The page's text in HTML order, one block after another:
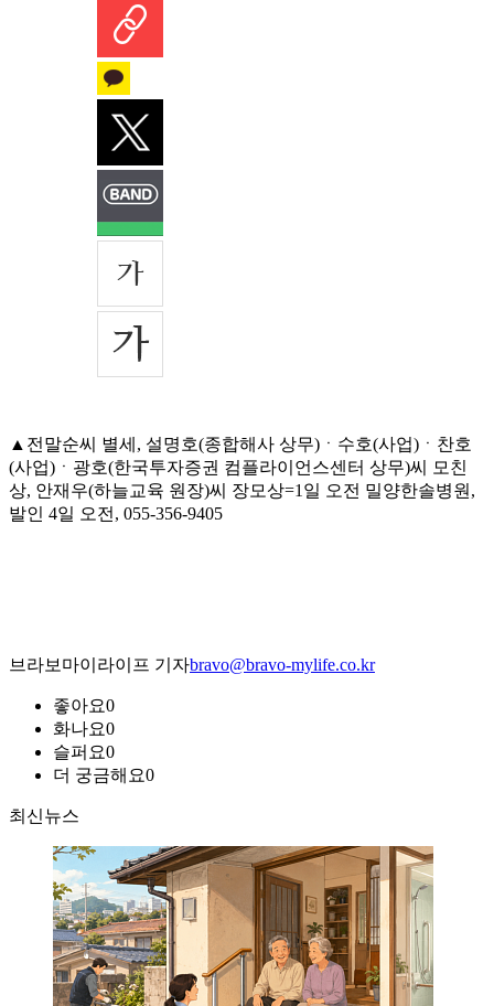
▲전말순씨 별세, 설명호(종합해사 상무)ㆍ수호(사업)ㆍ찬호
(사업)ㆍ광호(한국투자증권 컴플라이언스센터 상무)씨 모친
상, 안재우(하늘교육 원장)씨 장모상=1일 오전 밀양한솔병원,
발인 4일 오전, 055-356-9405
브라보마이라이프 기자bravo@bravo-mylife.co.kr
좋아요0
화나요0
슬퍼요0
더 궁금해요0
최신뉴스